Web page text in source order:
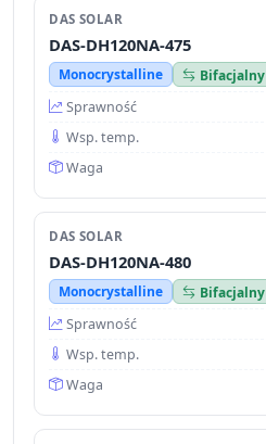
DAS SOLAR
DAS-DH120NA-475
Monocrystalline
Bifacjalny
Sprawność
Wsp. temp.
Waga
DAS SOLAR
DAS-DH120NA-480
Monocrystalline
Bifacjalny
Sprawność
Wsp. temp.
Waga